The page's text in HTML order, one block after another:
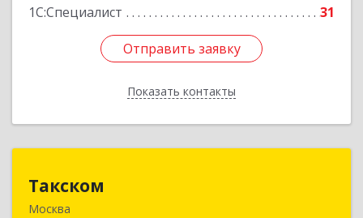
1С:Специалист
31
Отправить заявку
Показать контакты
Отправить заявку
Назад
Такском
Москва119034, Москва г, Барыковский пер, дом №